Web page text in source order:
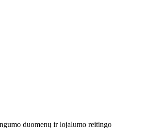
duomenų ir lojalumo reitingo